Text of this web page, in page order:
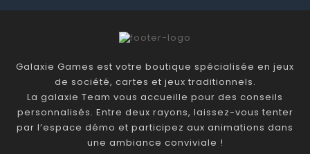
Galaxie Games est votre boutique spécialisée en jeux
de société, cartes et jeux traditionnels.
La galaxie Team vous accueille pour des conseils
personnalisés. Entre deux rayons, laissez-vous tenter
par l’espace démo et participez aux animations dans
une ambiance conviviale !